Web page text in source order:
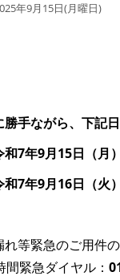
年9月15日(月曜日)
勝手ながら、下記
和7年9月15日（月）
和7年9月16日（火）
れ等緊急のご用件
間緊急ダイヤル：